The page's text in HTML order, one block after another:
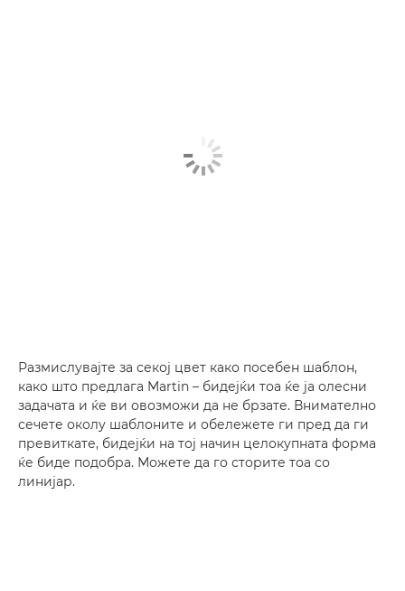
Размислувајте за секој цвет како посебен шаблон,
како што предлага Martin – бидејќи тоа ќе ја олесни
задачата и ќе ви овозможи да не брзате. Внимателно
сечете околу шаблоните и обележете ги пред да ги
превиткате, бидејќи на тој начин целокупната форма
ќе биде подобра. Можете да го сторите тоа со
линијар.